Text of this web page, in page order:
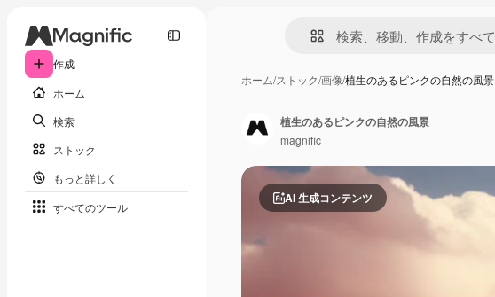
作成
ホーム
検索
ストック
もっと詳しく
すべてのツール
ホーム/ストック/画像/植生のあるピンクの自然の風景
AI 生成コンテンツ
植生のあるピンクの自然の風景
magnific